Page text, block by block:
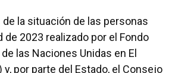
de la situación de las personas
de 2023 realizado por el Fondo
las Naciones Unidas en El
y, por parte del Estado, el Consejo